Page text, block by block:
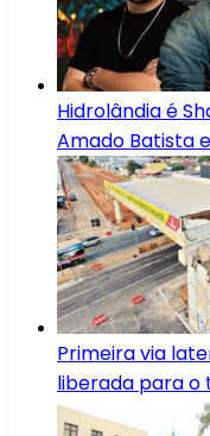
Hidrolândia é
Amado Batista
Primeira via
liberada para o